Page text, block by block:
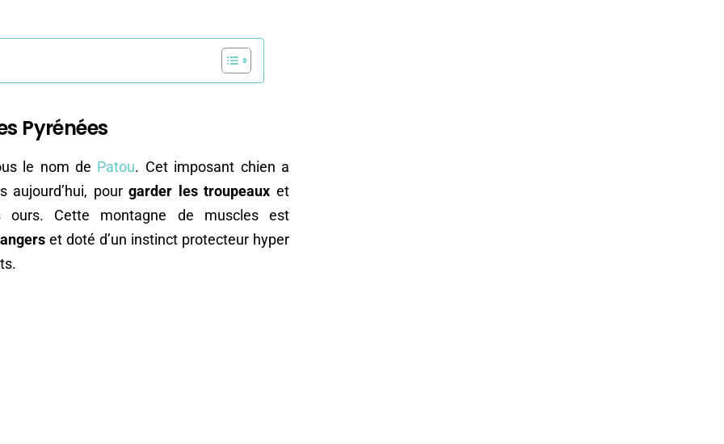
Pyrénées
le nom de Patou. Cet imposant chien a
aujourd’hui, pourgarder les troupeaux et
Cette montagne de muscles est
et doté d’un instinct protecteur hyper